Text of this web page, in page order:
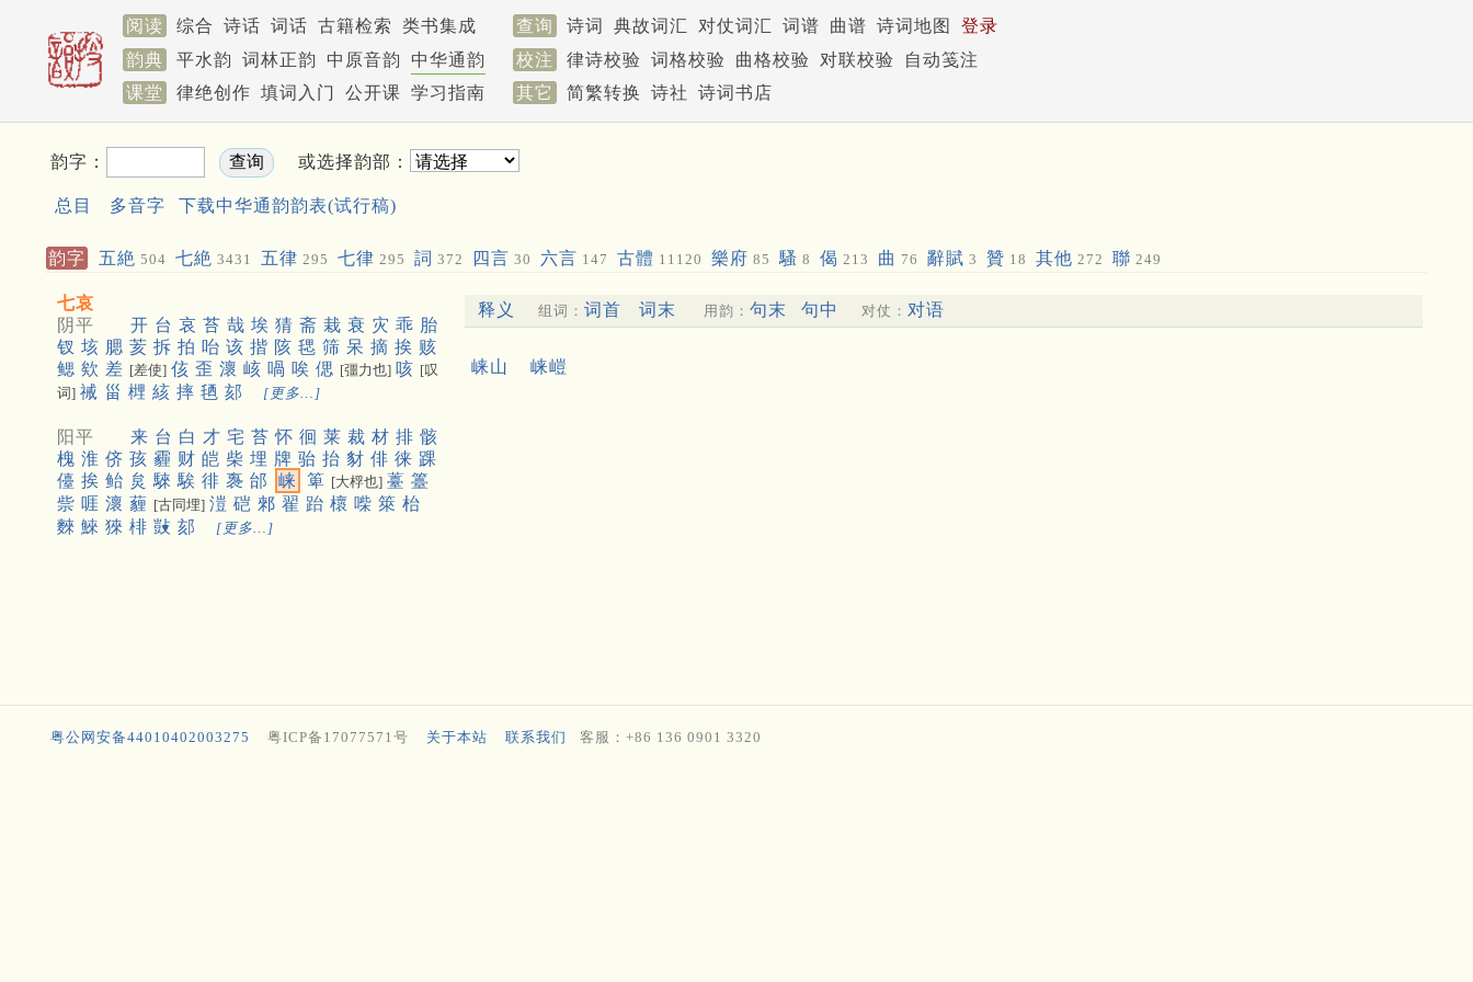
阅读 综合 诗话 词话 古籍检索 类书集成 查询 诗词 典故词汇 对仗词汇 词谱 曲谱 诗词地图
登录
韵典
平水韵 词林正韵 中原音韵 中华通韵 校注 律诗校验 词格校验 曲格校验 对联校验
自动笺注
课堂
律绝创作 填词入门 公开课 学习指南 其它 简繁转换 诗社 诗词书店
韵字： 或选择韵部：
总目 多音字 下载中华通韵韵表(试行稿)
韵字 五絶 504 七絶 3431 五律 295 七律 295 詞 372 四言 30 六言 147 古體 11120 樂府 85 騷 8 偈 213 曲 76 辭賦 3 贊 18 其他 272 聯 249
七哀
阴平
开 台 哀 苔 哉 埃 猜 斋 栽 衰 灾 乖 胎
钗 垓 腮 荄 拆 拍 咍 该 揩 陔 毸 筛 呆 摘 挨 赅
鳃 欸 差 [差使] 侅 歪 瀤 峐 喎 唉 偲 [彊力也] 咳 [叹
词] 祴 甾 榸 絯 摔 毢 郂 [更多…]
阳平 来 台 白 才 宅 苔 怀 徊 莱 裁 材 排 骸
槐 淮 侪 孩 霾 财 皑 柴 埋 牌 骀 抬 豺 俳 徕 踝
儓 挨 鲐 炱 騋 騃 徘 褢 邰 崃 箄 [大桴也] 薹 籉
祡 啀 瀤 薶 [古同埋] 溰 硙 郲 翟 跆 櫰 喍 箂 枱
麳 鯠 猍 棑 敱 郂 [更多…]
释义 组词： 词首 词末 用韵： 句末 句中 对仗： 对语
崃山 崃嵦
粤公网安备44010402003275 粤ICP备17077571号 关于本站 联系我们 客服：+86 136 0901 3320